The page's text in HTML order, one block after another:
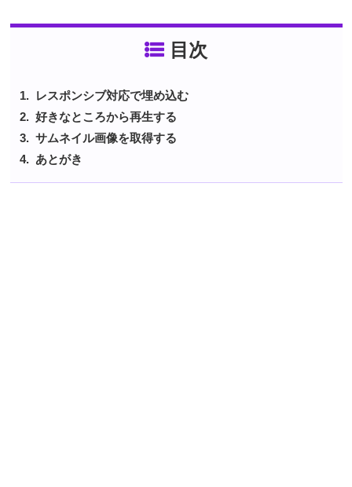
目次
レスポンシブ対応で埋め込む
好きなところから再生する
サムネイル画像を取得する
あとがき